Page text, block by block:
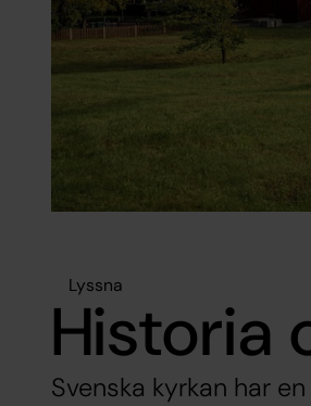
Lyssna
Historia
Svenska kyrkan har